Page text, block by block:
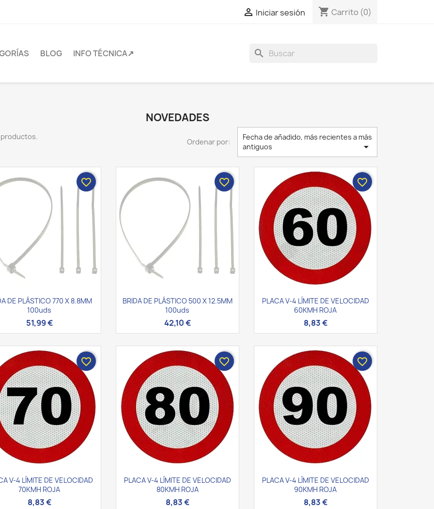
 Iniciar sesión shopping_cart Carrito (0)
BLOG INFO TÉCNICA↗ search
NOVEDADES
productos.
Ordenar por:
Fecha de añadido, más recientes a más
antiguos

Vista rápida
DE PLÁSTICO 770 X 8.8MM
100uds
51,99 €
favorite_border
 Vista rápida
BRIDA DE PLÁSTICO 500 X 12.5MM
100uds
42,10 €
favorite_border
Vista rápida
PLACA V-4 LÍMITE DE VELOCIDAD
60KMH ROJA
8,83 €
favorite_border
Vista rápida
V-4 LÍMITE DE VELOCIDAD
70KMH ROJA
8,83 €
favorite_border
Vista rápida
PLACA V-4 LÍMITE DE VELOCIDAD
80KMH ROJA
8,83 €
favorite_border
Vista rápida
PLACA V-4 LÍMITE DE VELOCIDAD
90KMH ROJA
8,83 €
favorite_border